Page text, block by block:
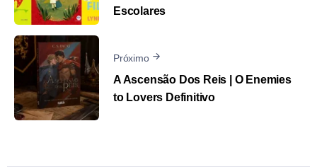
Escolares
Próximo
A Ascensão Dos Reis | O Enemies
to Lovers Definitivo